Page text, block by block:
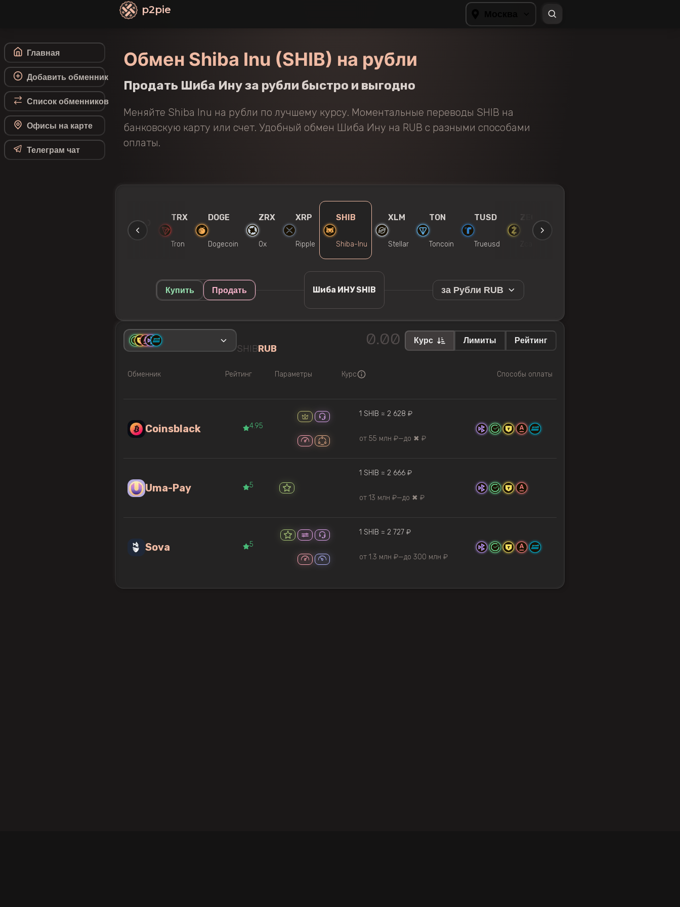
Главная
Добавить обменник
Список обменников
Офисы на карте
Телеграм чат
p2pie
Обмен Shiba Inu (SHIB) на рубли
Продать Шиба Ину за рубли быстро и выгодно
Меняйте Shiba Inu на рубли по лучшему курсу. Моментальные переводы SHIB на
банковскую карту или счет. Удобный обмен Шиба Ину на RUB с разными способами
оплаты.
NEO
TRX
Tron
DOGE
Dogecoin
ZRX
0x
XRP
Ripple
SHIB
Shiba-Inu
XLM
Stellar
TON
Toncoin
TUSD
Trueusd
ZEC
Zcash
Купить Продать Шиба ИНУ SHIB за Рубли RUB
SHIBRUB
Курс Лимиты Рейтинг
Обменник Рейтинг Параметры Курс Способы оплаты
Coinsblack 4.95
1 SHIB ≈ 2 628 ₽
от 55 млн ₽—до ✖ ₽
Uma-Pay 5
1 SHIB ≈ 2 666 ₽
от 13 млн ₽—до ✖ ₽
Sova 5
1 SHIB ≈ 2 727 ₽
от 1.3 млн ₽—до 300 млн ₽